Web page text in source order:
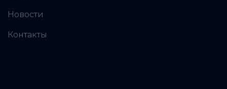
Новости
Контакты